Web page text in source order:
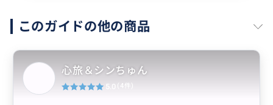
このガイドの他の商品
心旅＆シンちゅん
5.0 (4件)